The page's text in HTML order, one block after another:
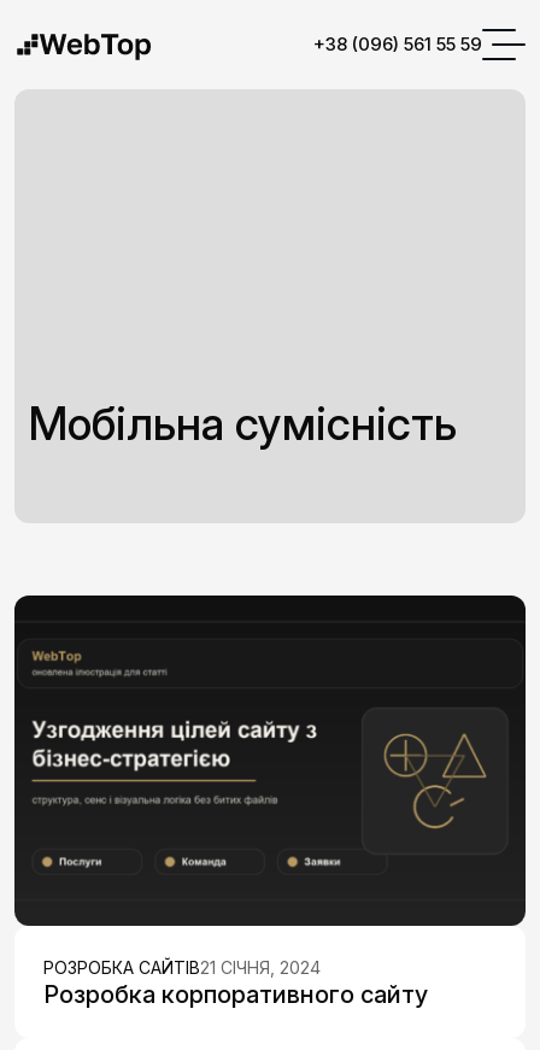
+38 (096) 561 55 59
Мобільна сумісність
РОЗРОБКА САЙТІВ21 СІЧНЯ, 2024
Розробка корпоративного сайту